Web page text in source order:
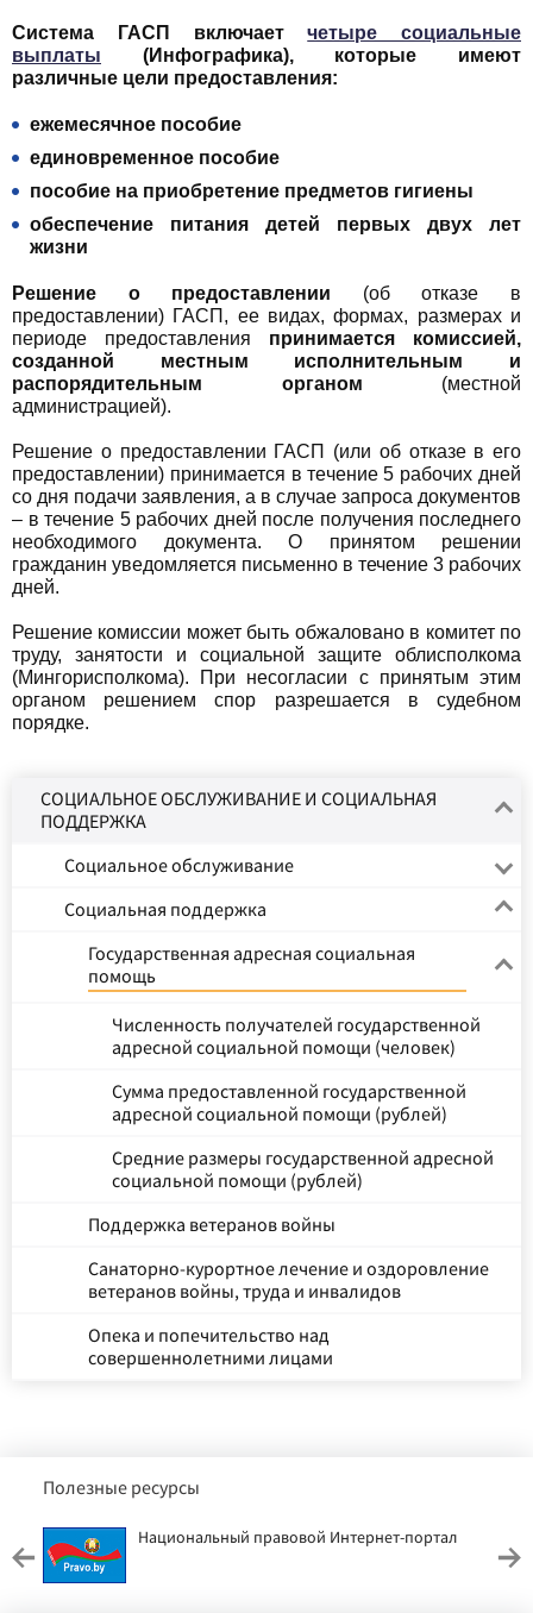
Система ГАСП включаетчетыре социальные
выплаты (Инфографика), которые имеют
различные цели предоставления:
ежемесячное пособие
единовременное пособие
пособие на приобретение предметов гигиены
обеспечение питания детей первых двух лет
жизни
Решение о предоставлении (об отказе в
предоставлении) ГАСП, ее видах, формах, размерах и
периоде предоставления принимается комиссией,
созданной местным исполнительным и
распорядительным органом (местной
администрацией).
Решение о предоставлении ГАСП (или об отказе в его
предоставлении) принимается в течение 5 рабочих дней
со дня подачи заявления, а в случае запроса документов
– в течение 5 рабочих дней после получения последнего
необходимого документа. О принятом решении
гражданин уведомляется письменно в течение 3 рабочих
дней.
Решение комиссии может быть обжаловано в комитет по
труду, занятости и социальной защите облисполкома
(Мингорисполкома). При несогласии с принятым этим
органом решением спор разрешается в судебном
порядке.
СОЦИАЛЬНОЕ ОБСЛУЖИВАНИЕ И СОЦИАЛЬНАЯ
ПОДДЕРЖКА
Социальное обслуживание
Социальная поддержка
Государственная адресная социальная
помощь
Численность получателей государственной
адресной социальной помощи (человек)
Сумма предоставленной государственной
адресной социальной помощи (рублей)
Средние размеры государственной адресной
социальной помощи (рублей)
Поддержка ветеранов войны
Санаторно-курортное лечение и оздоровление
ветеранов войны, труда и инвалидов
Опека и попечительство над
совершеннолетними лицами
Полезные ресурсы
Национальный правовой Интернет-портал